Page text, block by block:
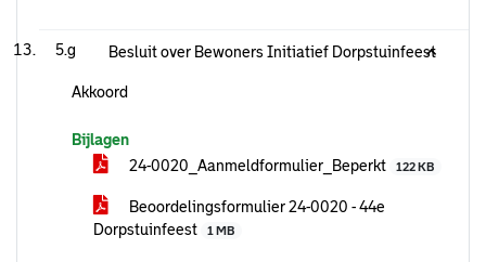
5.g Besluit over Bewoners Initiatief Dorpstuinfeest
Akkoord
Bijlagen
24-0020_Aanmeldformulier_Beperkt
122 KB
Beoordelingsformulier 24-0020 - 44e
Dorpstuinfeest
1 MB